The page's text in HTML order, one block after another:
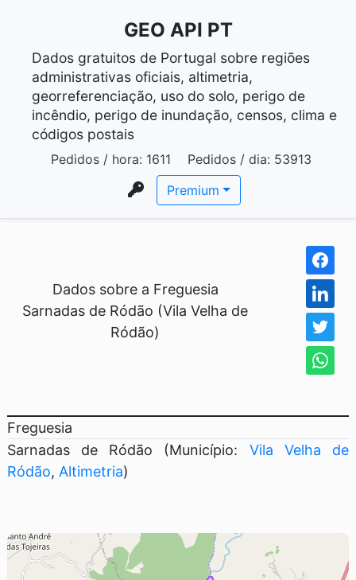
GEO API PT
Dados gratuitos de Portugal sobre regiões
administrativas oficiais, altimetria,
georreferenciação, uso do solo, perigo de
incêndio, perigo de inundação, censos, clima e
códigos postais
Pedidos / hora: 1611 Pedidos / dia: 53913
Premium
Dados sobre a Freguesia
Sarnadas de Ródão (Vila Velha de
Ródão)
Freguesia
Sarnadas de Ródão (Município: Vila Velha de
Ródão, Altimetria)